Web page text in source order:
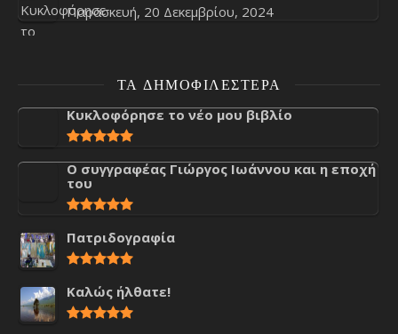
Παρασκευή, 20 Δεκεμβρίου, 2024
ΤΑ ΔΗΜΟΦΙΛΈΣΤΕΡΑ
Κυκλοφόρησε το νέο μου βιβλίο
Ο συγγραφέας Γιώργος Ιωάννου και η εποχή
του
Πατριδογραφία
Καλώς ήλθατε!